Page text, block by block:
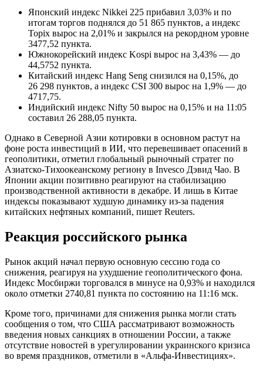
Японский индекс Nikkei 225 прибавил 3,03% и по
итогам торгов поднялся до 51 865 пунктов, а индекс
Topix вырос на 2,01% и закрылся на рекордном уровне
3477,52 пункта.
Южнокорейский индекс Kospi вырос на 3,43% — до
44,5752 пункта.
Китайский индекс Hang Seng снизился на 0,15%, до
26 298 пунктов, а индекс CSI 300 вырос на 1,9% — до
4717,75.
Индийский индекс Nifty 50 вырос на 0,15% и на 11:05
составил 26 288,05 пункта.
Однако в Северной Азии котировки в основном растут на
фоне роста инвестиций в ИИ, что перевешивает опасений в
геополитики, отметил глобальный рыночный стратег по
Азиатско-Тихоокеанскому региону в Invesco Дэвид Чао. В
Японии акции позитивно реагируют на стабилизацию
производственной активности в декабре. И лишь в Китае
индексы показывают худшую динамику из-за падения
китайских нефтяных компаний, пишет Reuters.
Реакция российского рынка
Рынок акций начал первую основную сессию года со
снижения, реагируя на ухудшение геополитического фона.
Индекс Мосбиржи торговался в минусе на 0,93% и находился
около отметки 2740,81 пункта по состоянию на 11:16 мск.
Кроме того, причинами для снижения рынка могли стать
сообщения о том, что США рассматривают возможность
введения новых санкциях в отношении России, а также
отсутствие новостей в урегулировании украинского кризиса
во время праздников, отметили в «Альфа-Инвестициях».